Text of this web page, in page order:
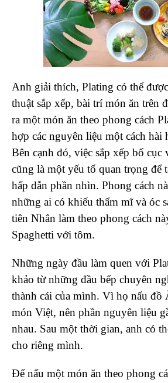
Anh giải thích, Plating có thể
thuật sắp xếp, bài trí món ăn trên
ra một món ăn theo phong cách
hợp các nguyên liệu một cách hài
Bên cạnh đó, việc sắp xếp bố cục
cũng là một yếu tố quan trọng để
hấp dẫn phần nhìn. Phong cách
những ai có khiếu thẩm mĩ và óc
tiên Nhân làm theo phong cách
Spaghetti với tôm.
Những ngày đầu làm quen với
khảo từ những đầu bếp chuyên
thành cái của mình. Vì họ nấu đồ
món Việt, nên phần nguyên liệu
nhau. Sau một thời gian, anh có
cho riêng mình.
Để nấu một món ăn theo phong